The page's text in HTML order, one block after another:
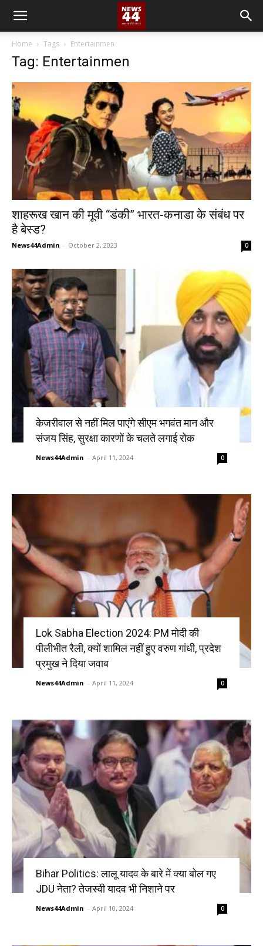
Home Tags Entertainmen
Tag: Entertainmen
शाहरूख खान की मूवी “डंकी” भारत-कनाडा के संबंध पर
है बेस्ड?
News44Admin - October 2, 2023 0
केजरीवाल से नहीं मिल पाएंगे सीएम भगवंत मान और
संजय सिंह, सुरक्षा कारणों के चलते लगाई रोक
News44Admin - April 11, 2024 0
Lok Sabha Election 2024: PM मोदी की
पीलीभीत रैली, क्यों शामिल नहीं हुए वरुण गांधी, प्रदेश
प्रमुख ने दिया जवाब
News44Admin - April 11, 2024 0
Bihar Politics: लालू यादव के बारे में क्या बोल गए
JDU नेता? तेजस्वी यादव भी निशाने पर
News44Admin - April 10, 2024 0